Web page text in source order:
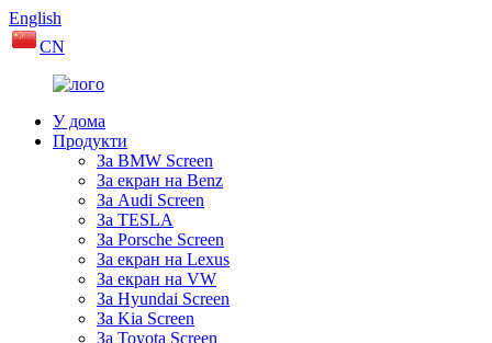
English
CN
У дома
Продукти
За BMW Screen
За екран на Benz
За Audi Screen
За TESLA
За Porsche Screen
За екран на Lexus
За екран на VW
За Hyundai Screen
За Kia Screen
За Toyota Screen